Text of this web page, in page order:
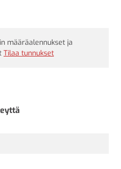
määräalennukset ja
Tilaa tunnukset